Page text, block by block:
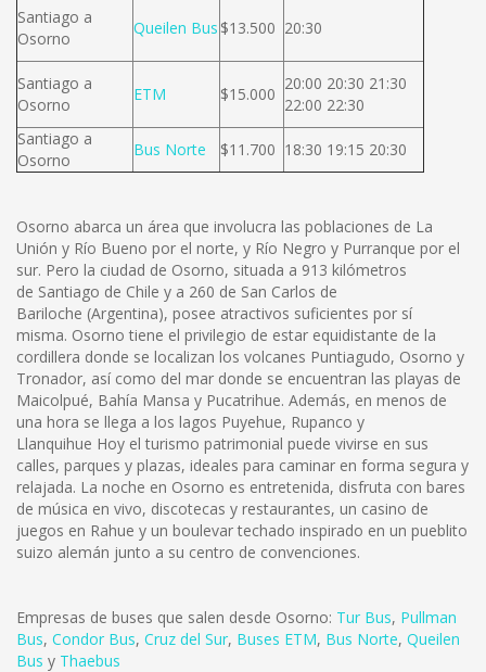
Santiago a
Osorno
Queilen Bus $13.500 20:30
Santiago a
Osorno
ETM $15.000
20:00 20:30 21:30
22:00 22:30
Santiago a
Osorno
Bus Norte $11.700 18:30 19:15 20:30
Osorno abarca un área que involucra las poblaciones de La
Unión y Río Bueno por el norte, y Río Negro y Purranque por el
sur. Pero la ciudad de Osorno, situada a 913 kilómetros
de Santiago de Chile y a 260 de San Carlos de
Bariloche (Argentina), posee atractivos suficientes por sí
misma. Osorno tiene el privilegio de estar equidistante de la
cordillera donde se localizan los volcanes Puntiagudo, Osorno y
Tronador, así como del mar donde se encuentran las playas de
Maicolpué, Bahía Mansa y Pucatrihue. Además, en menos de
una hora se llega a los lagos Puyehue, Rupanco y
Llanquihue Hoy el turismo patrimonial puede vivirse en sus
calles, parques y plazas, ideales para caminar en forma segura y
relajada. La noche en Osorno es entretenida, disfruta con bares
de música en vivo, discotecas y restaurantes, un casino de
juegos en Rahue y un boulevar techado inspirado en un pueblito
suizo alemán junto a su centro de convenciones.
Empresas de buses que salen desde Osorno: Tur Bus, Pullman
Bus, Condor Bus, Cruz del Sur, Buses ETM, Bus Norte, Queilen
Bus y Thaebus